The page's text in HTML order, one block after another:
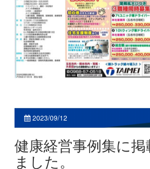
2023/09/12
健康経営事例集に
ました。